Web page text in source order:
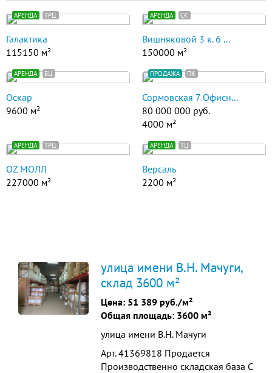
АРЕНДА ТРЦ
Галактика
115150 м²
АРЕНДА СК
Вишняковой 3 к. 6 ...
150000 м²
АРЕНДА БЦ
Оскар
9600 м²
ПРОДАЖА ПК
Сормовская 7 Офисн...
80 000 000 руб.
4000 м²
АРЕНДА ТРЦ
ОZ МОЛЛ
227000 м²
АРЕНДА ТЦ
Версаль
2200 м²
улица имени В.Н. Мачуги,
склад 3600 м²
Цена: 51 389 руб./м²
Общая площадь: 3600 м²
улица имени В.Н. Мачуги
Арт. 41369818 Продается
Производственно складская база С